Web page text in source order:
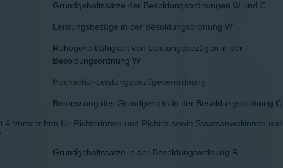
Grundgehaltssätze der Besoldungsordnungen W und C
Leistungsbezüge in der Besoldungsordnung W
Ruhegehaltfähigkeit von Leistungsbezügen in der
Besoldungsordnung W
Hochschul-Leistungsbezügeverordnung
Bemessung des Grundgehalts in der Besoldungsordnung C
4 Vorschriften für Richterinnen und Richter sowie Staatsanwältinnen und
Grundgehaltssätze in der Besoldungsordnung R